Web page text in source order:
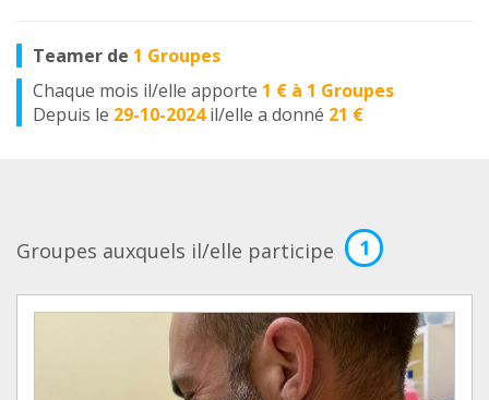
Teamer de 1 Groupes
Chaque mois il/elle apporte 1 € à 1 Groupes
Depuis le 29-10-2024 il/elle a donné 21 €
Groupes auxquels il/elle participe 1